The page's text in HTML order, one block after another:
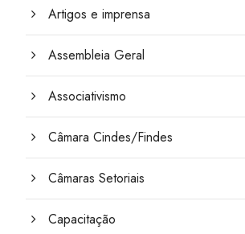
Artigos e imprensa
Assembleia Geral
Associativismo
Câmara Cindes/Findes
Câmaras Setoriais
Capacitação